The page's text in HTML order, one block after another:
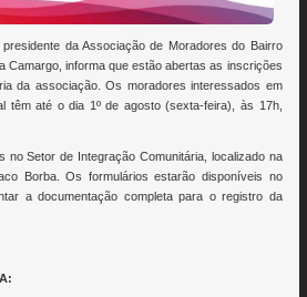
presidente da Associação de Moradores do Bairro
Camargo, informa que estão abertas as inscrições
da associação. Os moradores interessados em
têm até o dia 1º de agosto (sexta-feira), às 17h,
no Setor de Integração Comunitária, localizado na
Borba. Os formulários estarão disponíveis no
a documentação completa para o registro da